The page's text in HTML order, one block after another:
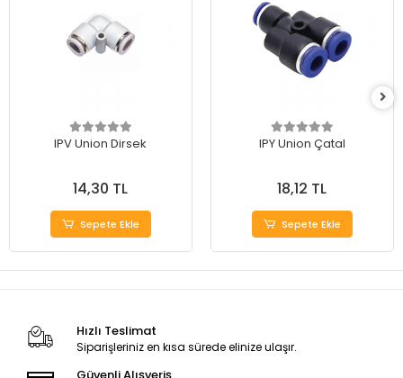
IPV Union Dirsek
14,30 TL
Sepete Ekle
IPY Union Çatal
18,12 TL
Sepete Ekle
Hızlı Teslimat
Siparişleriniz en kısa sürede elinize ulaşır.